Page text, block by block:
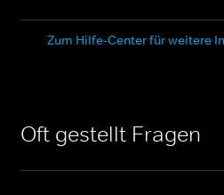
Zum Hilfe-Center für weitere
Oft gestellt Fragen